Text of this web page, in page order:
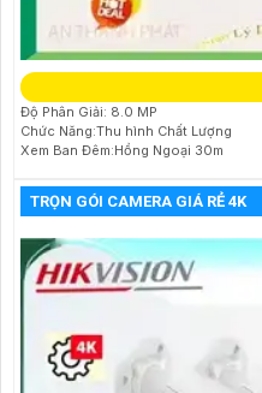
Độ Phân Giải: 8.0 MP
Chức Năng:Thu hình Chất Lượng
Xem Ban Đêm:Hồng Ngoại 30m
TRỌN GÓI CAMERA GIÁ RẺ 4K